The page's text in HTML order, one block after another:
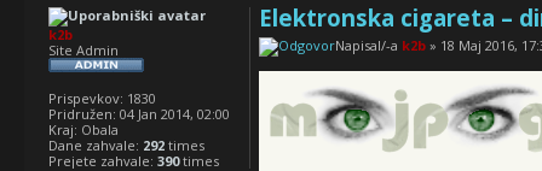
Elektronska cigareta –
Napisal/-a k2b » 18 Maj 2016,
k2b
Site Admin
Prispevkov: 1830
Pridružen: 04 Jan 2014, 02:00
Kraj: Obala
Dane zahvale: 292 times
Prejete zahvale: 390times